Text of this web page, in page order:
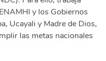
y los Gobiernos
Ucayali y Madre de Dios,
las metas nacionales